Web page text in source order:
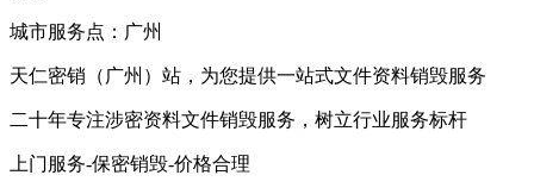
城市服务点：广州
天仁密销（广州）站，为您提供一站式文件资料销毁服务
二十年专注涉密资料文件销毁服务，树立行业服务标杆
上门服务-保密销毁-价格合理